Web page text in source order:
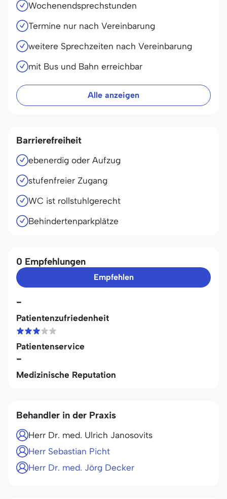
Wochenendsprechstunden
Termine nur nach Vereinbarung
weitere Sprechzeiten nach Vereinbarung
mit Bus und Bahn erreichbar
Alle anzeigen
Barrierefreiheit
ebenerdig oder Aufzug
stufenfreier Zugang
WC ist rollstuhlgerecht
Behindertenparkplätze
0 Empfehlungen
Empfehlen
-
Patientenzufriedenheit
Patientenservice
-
Medizinische Reputation
Behandler in der Praxis
Herr Dr. med. Ulrich Janosovits
Herr Sebastian Picht
Herr Dr. med. Jörg Decker